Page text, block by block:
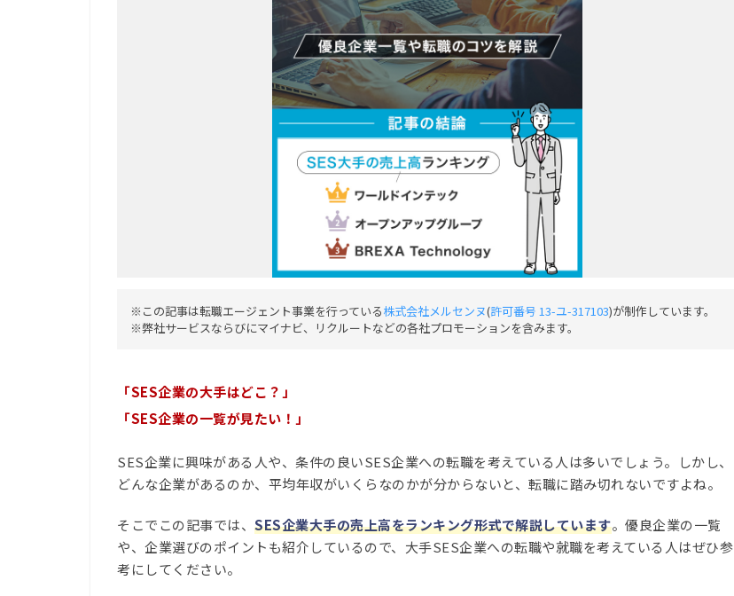
※この記事は転職エージェント事業を行っている株式会社メルセンヌ(許可番号 13-ユ-317103)が制作しています。
※弊社サービスならびにマイナビ、リクルートなどの各社プロモーションを含みます。
「SES企業の大手はどこ？」
「SES企業の一覧が見たい！」
SES企業に興味がある人や、条件の良いSES企業への転職を考えている人は多いでしょう。しかし、
どんな企業があるのか、平均年収がいくらなのかが分からないと、転職に踏み切れないですよね。
そこでこの記事では、 SES企業大手の売上高をランキング形式で解説しています。優良企業の一覧
や、企業選びのポイントも紹介しているので、大手SES企業への転職や就職を考えている人はぜひ参
考にしてください。